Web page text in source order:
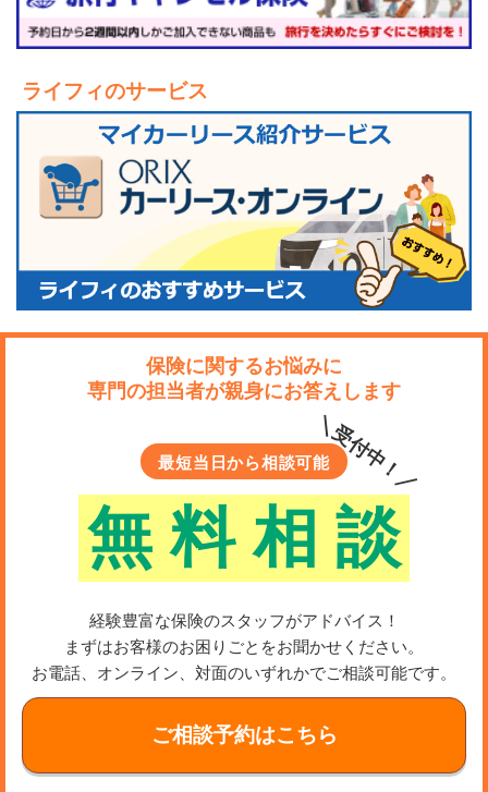
ライフィのサービス
保険に関するお悩みに
専門の担当者が親身にお答えします
最短当日から相談可能
無 料 相 談
＼受付中！／
経験豊富な保険のスタッフがアドバイス！
まずはお客様のお困りごとをお聞かせください。
お電話、オンライン、対面のいずれかでご相談可能です。
ご相談予約はこちら